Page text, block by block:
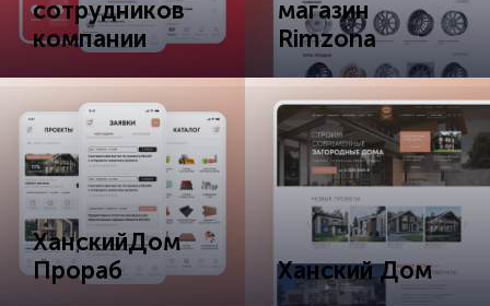
сотрудников
компании
магазин
Rimzona
ХанскийДом
Прораб
Ханский Дом